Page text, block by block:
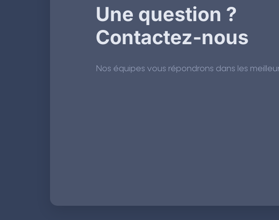
Une question ?
Contactez-nous
Nos équipes vous répondrons dans les